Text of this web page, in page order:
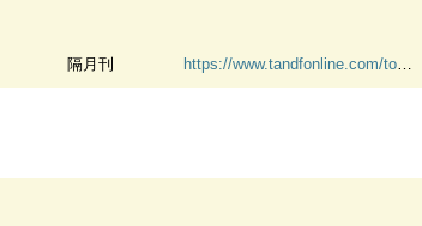
隔月刊 https://www.tandfonline.com/toc/ibih20/current